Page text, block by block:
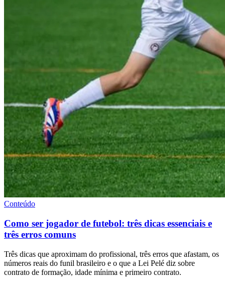
Conteúdo
Como ser jogador de futebol: três dicas essenciais e
três erros comuns
Três dicas que aproximam do profissional, três erros que afastam, os
números reais do funil brasileiro e o que a Lei Pelé diz sobre
contrato de formação, idade mínima e primeiro contrato.